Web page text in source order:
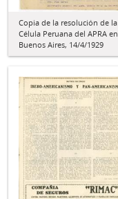
Copia de la resolución de la
Célula Peruana del APRA en
Buenos Aires, 14/4/1929